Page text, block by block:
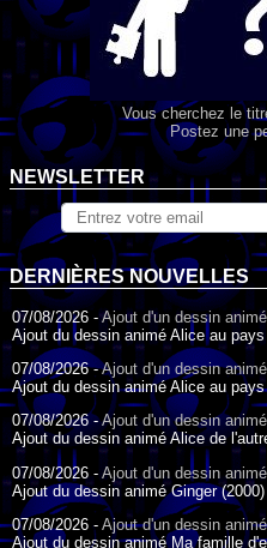
Vous cherchez le
Postez une
NEWSLETTER
DERNIÈRES NOUVELLES
07/08/2026 -Ajout d'un dessin animé
Ajout du dessin animé Alice au
07/08/2026 -Ajout d'un dessin animé
Ajout du dessin animé Alice au
07/08/2026 -Ajout d'un dessin animé
Ajout du dessin animé Alice de
07/08/2026 - Ajout d'un dessin animé
Ajout du dessin animé Ginger
07/08/2026 - Ajout d'un dessin animé
Ajout du dessin animé Ma famille